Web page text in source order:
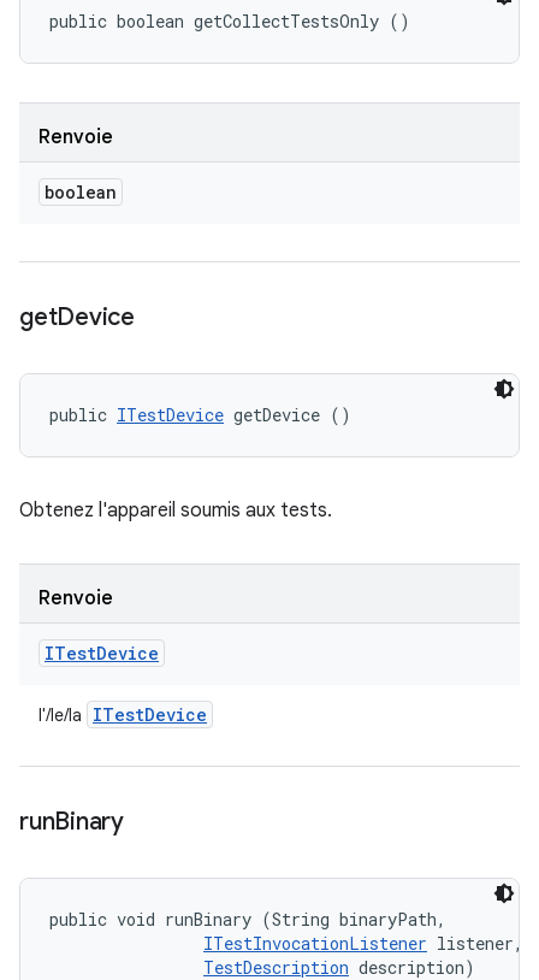
public boolean getCollectTestsOnly ()
Renvoie
boolean
getDevice
public ITestDevice getDevice ()
Obtenez l'appareil soumis aux tests.
Renvoie
ITestDevice
l'/le/la ITestDevice
runBinary
public void runBinary (String binaryPath,
ITestInvocationListener listener,
TestDescription description)